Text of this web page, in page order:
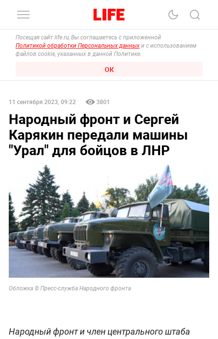
Посещая сайт life.ru, Вы соглашаетесь с приложенной
Политикой обработки Персональных данных и с использованием
файлов cookie, указанных в данной Политике.
ОК
11 сентября 2023, 09:22 3801
Народный фронт и Сергей
Карякин передали машины
"Урал" для бойцов в ЛНР
Обложка © Пресс-служба Народного фронта
Народный фронт и член центрального штаба